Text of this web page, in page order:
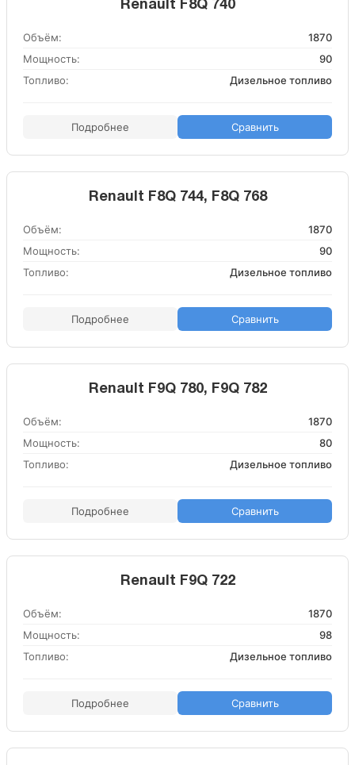
Renault F8Q 740
Объём:
1870
Мощность:
90
Топливо:
Дизельное топливо
Подробнее Сравнить
Renault F8Q 744, F8Q 768
Объём:
1870
Мощность:
90
Топливо:
Дизельное топливо
Подробнее Сравнить
Renault F9Q 780, F9Q 782
Объём:
1870
Мощность:
80
Топливо:
Дизельное топливо
Подробнее Сравнить
Renault F9Q 722
Объём:
1870
Мощность:
98
Топливо:
Дизельное топливо
Подробнее Сравнить